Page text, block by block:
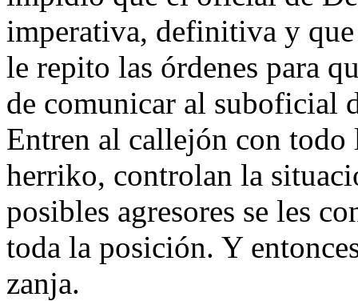
imperativa, definitiva y
le repito las órdenes para
de comunicar al suboficial
Entren al callejón con todo
herriko, controlan la
posibles agresores se les
toda la posición. Y
zanja.